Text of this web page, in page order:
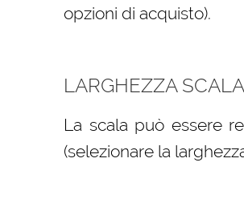
opzioni di acquisto).
LARGHEZZA SCALA
La scala può essere
(selezionare la